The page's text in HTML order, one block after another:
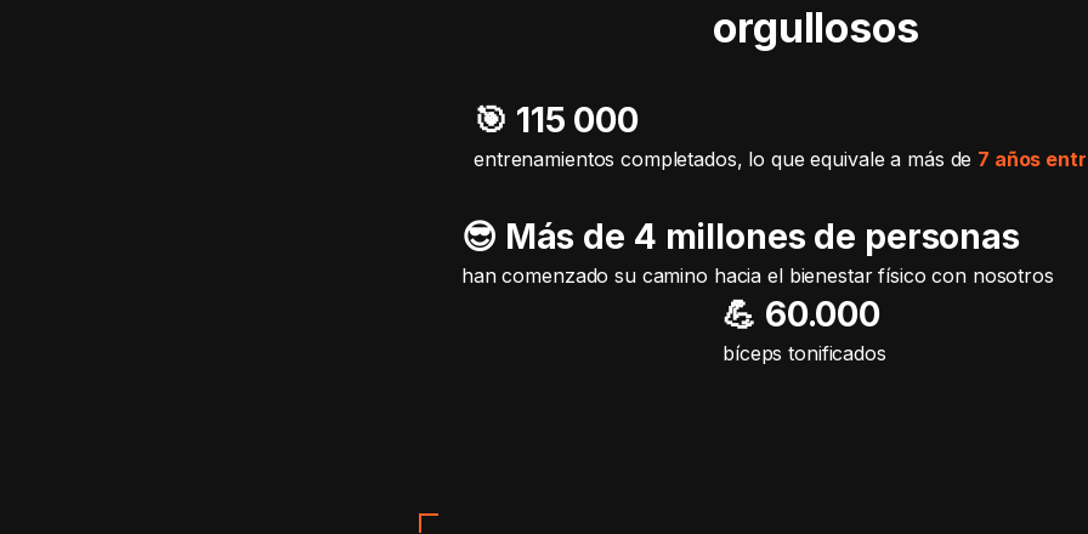
orgullosos
😎 Más de 4 millones de personas
han comenzado su camino hacia el bienestar físico con nosotros
🎯️ 115 000
entrenamientos completados, lo que equivale a más de 7 años
💪 60.000
bíceps tonificados